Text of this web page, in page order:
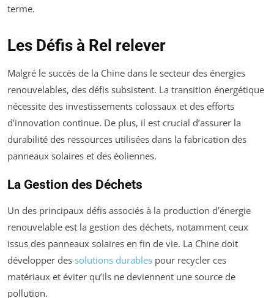
terme.
Les Défis à Rel relever
Malgré le succès de la Chine dans le secteur des énergies
renouvelables, des défis subsistent. La transition énergétique
nécessite des investissements colossaux et des efforts
d’innovation continue. De plus, il est crucial d’assurer la
durabilité des ressources utilisées dans la fabrication des
panneaux solaires et des éoliennes.
La Gestion des Déchets
Un des principaux défis associés à la production d’énergie
renouvelable est la gestion des déchets, notamment ceux
issus des panneaux solaires en fin de vie. La Chine doit
développer des solutions durables pour recycler ces
matériaux et éviter qu’ils ne deviennent une source de
pollution.